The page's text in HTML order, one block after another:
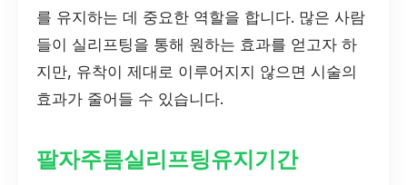
를 유지하는 데 중요한 역할을 합니다. 많은 사람
들이 실리프팅을 통해 원하는 효과를 얻고자 하
지만, 유착이 제대로 이루어지지 않으면 시술의
효과가 줄어들 수 있습니다.
팔자주름실리프팅유지기간